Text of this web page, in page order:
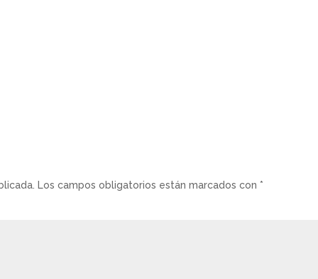
Los campos obligatorios están marcados con *